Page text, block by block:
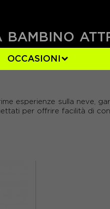
BAMBINO
OCCASIONI
esperienze sulla neve,
per offrire facilità di